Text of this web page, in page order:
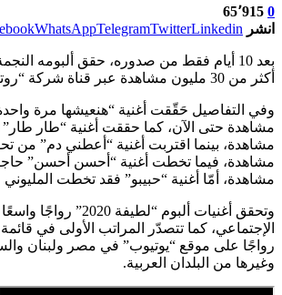
0 65٬915
انشر
WhatsAppTelegramTwitterLinkedin
بعد 10 أيام فقط من صدوره، حقق ألبومه
أكثر من 30 مليون مشاهدة عبر قناة شركة “روتانا” بموقع “يوتيوب”.
مشاهدة، أمّا أغنية “حبيبو” فقد تخطت
وتحقق أغنيات ألبوم
الإجتماعي، كما تتصدّر المراتب الأولى في قائمة
رواجًا على موقع “يوتيوب” في مصر ولبنان
وغيرها من البلدان العربية.